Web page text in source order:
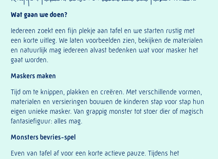
Wat gaan we doen?
Iedereen zoekt een fijn plekje aan tafel en we starten rustig met
een korte uitleg. We laten voorbeelden zien, bekijken de materialen
en natuurlijk mag iedereen alvast bedenken wat voor masker het
gaat worden.
Maskers maken
Tijd om te knippen, plakken en creëren. Met verschillende vormen,
materialen en versieringen bouwen de kinderen stap voor stap hun
eigen unieke masker. Van grappig monster tot stoer dier of magisch
fantasiefiguur: alles mag.
Monsters bevries-spel
Even van tafel af voor een korte actieve pauze. Tijdens het